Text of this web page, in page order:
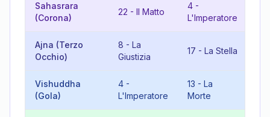
Sahasrara
(Corona)
22 - Il Matto
4 -
L'Imperatore
Ajna (Terzo
Occhio)
8 - La
Giustizia
17 - La Stella
Vishuddha
(Gola)
4 -
L'Imperatore
13 - La
Morte